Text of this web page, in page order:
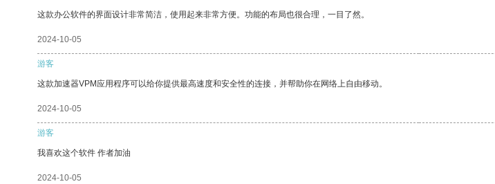
这款办公软件的界面设计非常简洁，使用起来非常方便。功能的布局也很合理，一目了然。
2024-10-05
游客
这款加速器VPM应用程序可以给你提供最高速度和安全性的连接，并帮助你在网络上自由移动。
2024-10-05
游客
我喜欢这个软件 作者加油
2024-10-05